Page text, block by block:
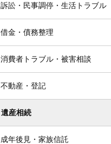
訴訟・民事調停・生活トラブル
借金・債務整理
消費者トラブル・被害相談
不動産・登記
遺産相続
成年後見・家族信託